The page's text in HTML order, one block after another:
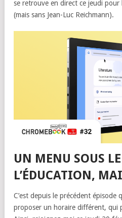
se retrouve en direct ce jeudi pour
(mais sans Jean-Luc Reichmann).
UN MENU SOUS
L’ÉDUCATION,
C’est depuis le précédent épisode
proposer un horaire différent, qui